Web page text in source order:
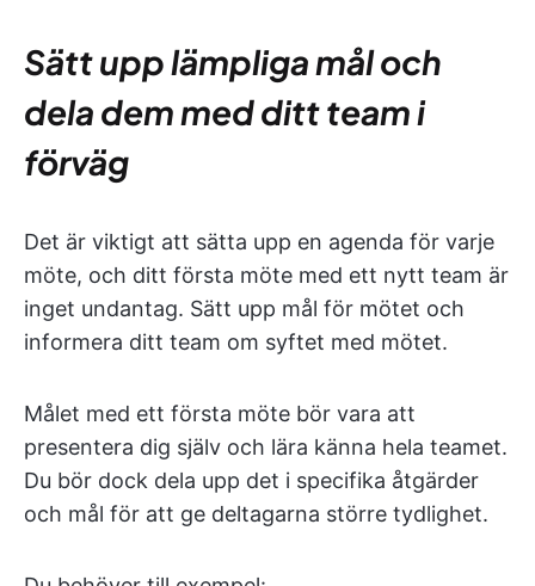
Sätt upp lämpliga mål och
dela dem med ditt team i
förväg
Det är viktigt att sätta upp en agenda för varje
möte, och ditt första möte med ett nytt team är
inget undantag. Sätt upp mål för mötet och
informera ditt team om syftet med mötet.
Målet med ett första möte bör vara att
presentera dig själv och lära känna hela teamet.
Du bör dock dela upp det i specifika åtgärder
och mål för att ge deltagarna större tydlighet.